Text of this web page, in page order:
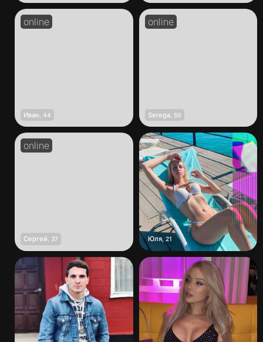
Иван 44 Serega, 50
Сергей 37 Юля, 21